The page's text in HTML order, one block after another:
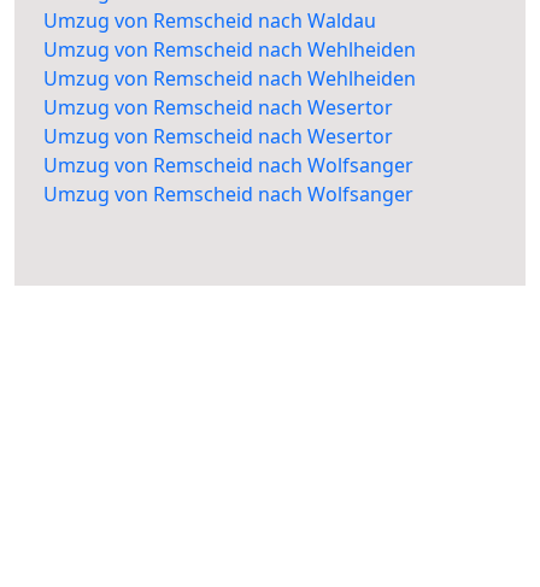
Umzug von Remscheid nach Waldau
Umzug von Remscheid nach Wehlheiden
Umzug von Remscheid nach Wehlheiden
Umzug von Remscheid nach Wesertor
Umzug von Remscheid nach Wesertor
Umzug von Remscheid nach Wolfsanger
Umzug von Remscheid nach Wolfsanger